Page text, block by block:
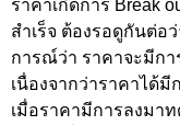
ราคาเกิดการ Break
สำเร็จ ต้องรอดูกันต่อ
การณ์ว่า ราคาจะมีกา
เนื่องจากว่าราคาได้
เมื่อราคามีการลงมา